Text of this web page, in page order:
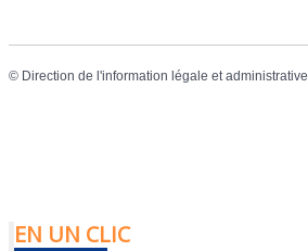
© Direction de l'information légale et administrative
EN UN CLIC